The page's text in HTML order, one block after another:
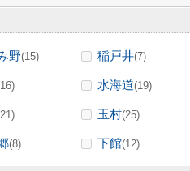
野(15) 稲戸井(7)
水海道(19)
玉村(25)
(8) 下館(12)